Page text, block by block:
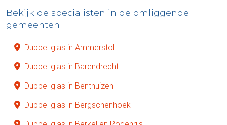
Bekijk de specialisten in de omliggende
gemeenten
Dubbel glas in Ammerstol
Dubbel glas in Barendrecht
Dubbel glas in Benthuizen
Dubbel glas in Bergschenhoek